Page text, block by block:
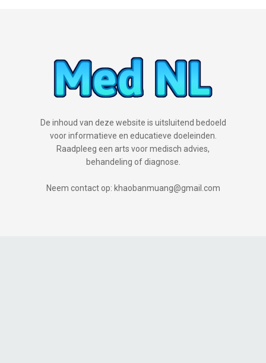
De inhoud van deze website is uitsluitend bedoeld
voor informatieve en educatieve doeleinden.
Raadpleeg een arts voor medisch advies,
behandeling of diagnose.
Neem contact op: khaobanmuang@gmail.com